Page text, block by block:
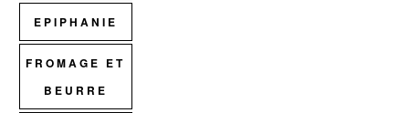
EPIPHANIE
FROMAGE ET
BEURRE